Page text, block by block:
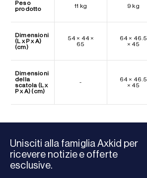
Peso
prodotto
11 kg 9 kg
Dimensioni
(L x P x A)
(cm)
54 × 44 ×
65
64 × 46.5
× 45
Dimensioni
della
scatola (L x
P x A) (cm)
-
64 × 46.5
× 45
Unisciti alla famiglia Axkid per
ricevere notizie e offerte
esclusive.